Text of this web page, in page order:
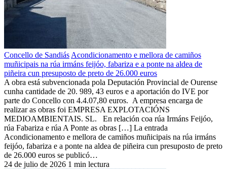
Concello de Sandiás Acondicionamento e mellora de camiños
muñicipais na rúa irmáns feijóo, fabariza e a ponte na aldea de
piñeira cun presuposto de preto de 26.000 euros
A obra está subvencionada pola Deputación Provincial de Ourense
cunha cantidade de 20. 989, 43 euros e a aportación do IVE por
parte do Concello con 4.4.07,80 euros. A empresa encarga de
realizar as obras foi EMPRESA EXPLOTACIÓNS
MEDIOAMBIENTAIS. SL. En relación coa rúa Irmáns Feijóo,
rúa Fabariza e rúa A Ponte as obras […] La entrada
Acondicionamento e mellora de camiños muñicipais na rúa irmáns
feijóo, fabariza e a ponte na aldea de piñeira cun presuposto de preto
de 26.000 euros se publicó…
24 de julio de 2026 1 min lectura